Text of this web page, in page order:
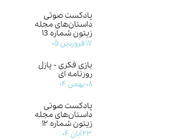
پادکست صوتی
داستان‌های مجله
زیتون شماره ۱3
۱۷ فروردین ۰۵
بازی فکری - پازل
روزنامه ای
۰۸ بهمن ۰۴
پادکست صوتی
داستان‌های مجله
زیتون شماره ۱۲
۲۳ آبان ۰۴